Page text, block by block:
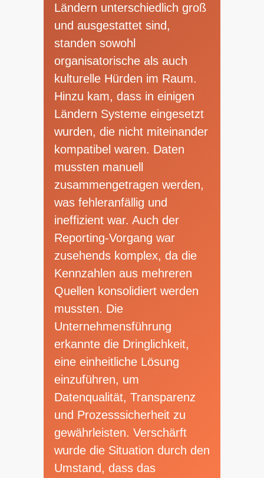
Ländern unterschiedlich groß
und ausgestattet sind,
standen sowohl
organisatorische als auch
kulturelle Hürden im Raum.
Hinzu kam, dass in einigen
Ländern Systeme eingesetzt
wurden, die nicht miteinander
kompatibel waren. Daten
mussten manuell
zusammengetragen werden,
was fehleranfällig und
ineffizient war. Auch der
Reporting-Vorgang war
zusehends komplex, da die
Kennzahlen aus mehreren
Quellen konsolidiert werden
mussten. Die
Unternehmensführung
erkannte die Dringlichkeit,
eine einheitliche Lösung
einzuführen, um
Datenqualität, Transparenz
und Prozesssicherheit zu
gewährleisten. Verschärft
wurde die Situation durch den
Umstand, dass das